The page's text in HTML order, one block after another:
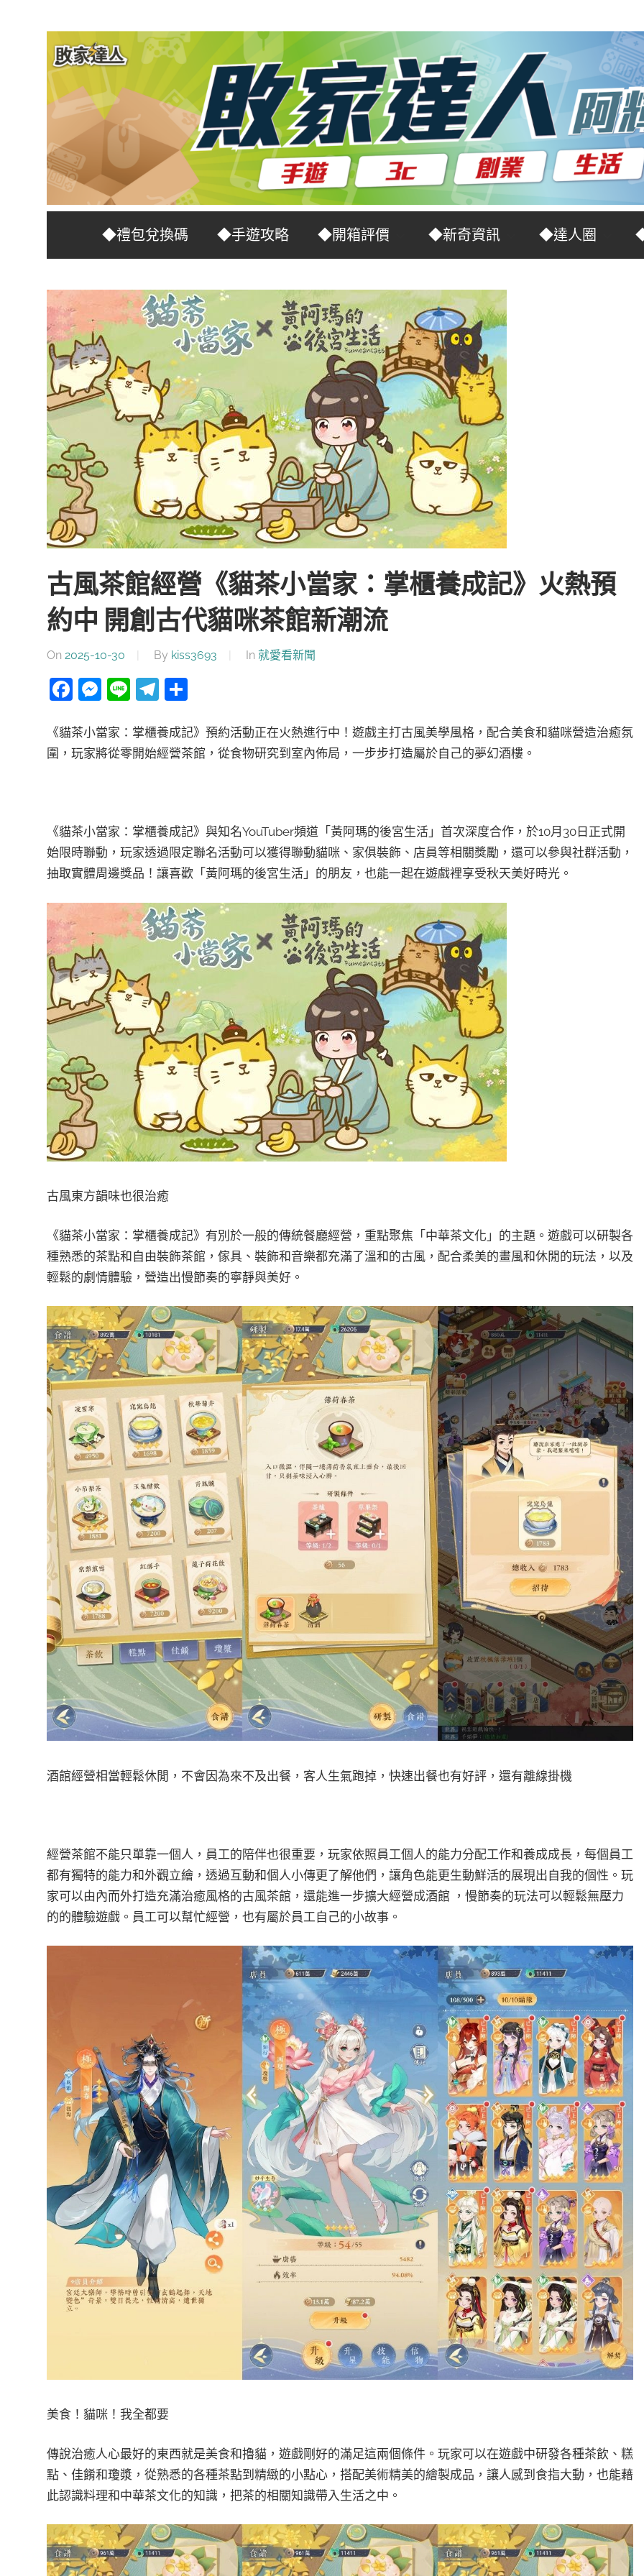
家
達
人
推
薦
No.1
戲
科
技
自
媒
體。
◆禮包兌換碼 ◆手遊攻略 ◆開箱評價 ◆新奇資訊 ◆達人圈
古風茶館經營《貓茶小當家：掌櫃養成記》火熱預
約中 開創古代貓咪茶館新潮流
On 2025-10-30 By kiss3693 In 就愛看新聞
Facebook
Messenger
LineTelegram
分
《貓茶小當家：掌櫃養成記》預約活動正在火熱進行中！遊戲主打古風美學風格，配合美食和貓咪營造治癒氛
圍，玩家將從零開始經營茶館，從食物研究到室內佈局，一步步打造屬於自己的夢幻酒樓。
《貓茶小當家：掌櫃養成記》與知名YouTuber頻道「黃阿瑪的後宮生活」首次深度合作，於10月30日正式開
始限時聯動，玩家透過限定聯名活動可以獲得聯動貓咪、家俱裝飾、店員等相關獎勵，還可以參與社群活動，
抽取實體周邊獎品！讓喜歡「黃阿瑪的後宮生活」的朋友，也能一起在遊戲裡享受秋天美好時光。
古風東方韻味也很治癒
《貓茶小當家：掌櫃養成記》有別於一般的傳統餐廳經營，重點聚焦「中華茶文化」的主題。遊戲可以研製各
種熟悉的茶點和自由裝飾茶館，傢具、裝飾和音樂都充滿了溫和的古風，配合柔美的畫風和休閒的玩法，以及
輕鬆的劇情體驗，營造出慢節奏的寧靜與美好。
酒館經營相當輕鬆休閒，不會因為來不及出餐，客人生氣跑掉，快速出餐也有好評，還有離線掛機
經營茶館不能只單靠一個人，員工的陪伴也很重要，玩家依照員工個人的能力分配工作和養成成長，每個員工
都有獨特的能力和外觀立繪，透過互動和個人小傳更了解他們，讓角色能更生動鮮活的展現出自我的個性。玩
家可以由內而外打造充滿治癒風格的古風茶館，還能進一步擴大經營成酒館 ，慢節奏的玩法可以輕鬆無壓力
的的體驗遊戲。員工可以幫忙經營，也有屬於員工自己的小故事。
美食！貓咪！我全都要
傳說治癒人心最好的東西就是美食和擼貓，遊戲剛好的滿足這兩個條件。玩家可以在遊戲中研發各種茶飲、糕
點、佳餚和瓊漿，從熟悉的各種茶點到精緻的小點心，搭配美術精美的繪製成品，讓人感到食指大動，也能藉
此認識料理和中華茶文化的知識，把茶的相關知識帶入生活之中。